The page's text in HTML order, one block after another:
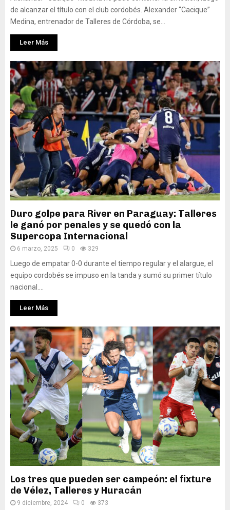
de alcanzar el título con el club cordobés. Alexander “Cacique”
Medina, entrenador de Talleres de Córdoba, se...
Leer Más
Duro golpe para River en Paraguay: Talleres
le ganó por penales y se quedó con la
Supercopa Internacional
6 marzo, 2025 0 329
Luego de empatar 0-0 durante el tiempo regular y el alargue, el
equipo cordobés se impuso en la tanda y sumó su primer título
nacional....
Leer Más
Los tres que pueden ser campeón: el fixture
de Vélez, Talleres y Huracán
9 diciembre, 2024 0 373